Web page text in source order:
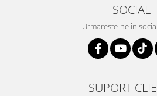
SOCIAL
Urmareste-ne in
SUPORT